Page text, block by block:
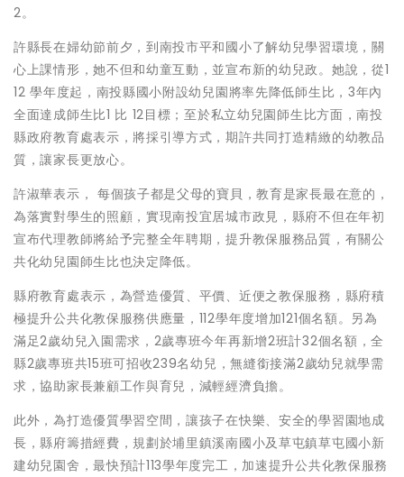
2。
許縣長在婦幼節前夕，到南投市平和國小了解幼兒學習環境，關
心上課情形，她不但和幼童互動，並宣布新的幼兒政。她說，從1
12 學年度起，南投縣國小附設幼兒園將率先降低師生比，3年內
全面達成師生比1 比 12目標；至於私立幼兒園師生比方面，南投
縣政府教育處表示，將採引導方式，期許共同打造精緻的幼教品
質，讓家長更放心。
許淑華表示， 每個孩子都是父母的寶貝，教育是家長最在意的，
為落實對學生的照顧，實現南投宜居城市政見，縣府不但在年初
宣布代理教師將給予完整全年聘期，提升教保服務品質，有關公
共化幼兒園師生比也決定降低。
縣府教育處表示，為營造優質、平價、近便之教保服務，縣府積
極提升公共化教保服務供應量，112學年度增加121個名額。另為
滿足2歲幼兒入園需求，2歲專班今年再新增2班計32個名額，全
縣2歲專班共15班可招收239名幼兒，無縫銜接滿2歲幼兒就學需
求，協助家長兼顧工作與育兒，減輕經濟負擔。
此外，為打造優質學習空間，讓孩子在快樂、安全的學習園地成
長，縣府籌措經費，規劃於埔里鎮溪南國小及草屯鎮草屯國小新
建幼兒園舍，最快預計113學年度完工，加速提升公共化教保服務